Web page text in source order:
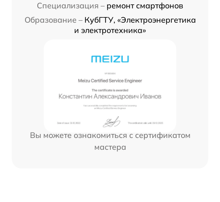
Специализация – ремонт смартфонов
Образование – КубГТУ, «Электроэнергетика
и электротехника»
Вы можете ознакомиться с сертификатом
мастера